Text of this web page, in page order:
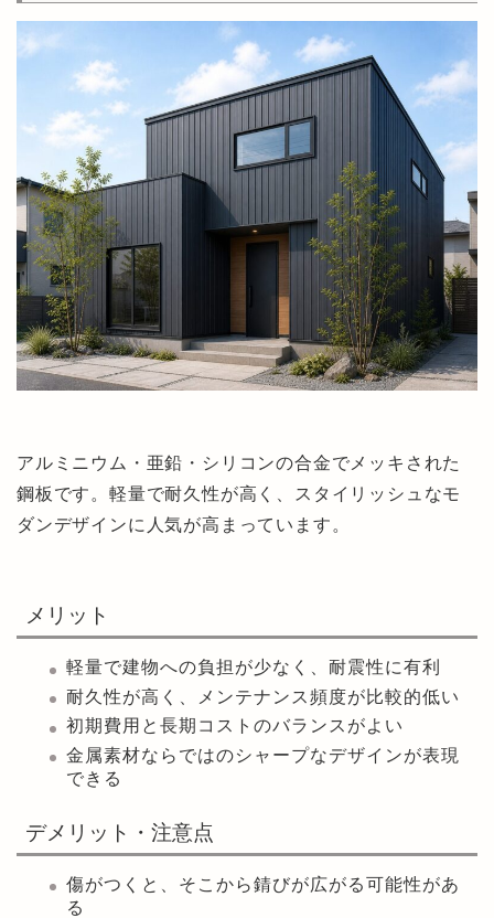
アルミニウム・亜鉛・シリコンの合金でメッキされた
鋼板です。軽量で耐久性が高く、スタイリッシュなモ
ダンデザインに人気が高まっています。
メリット
軽量で建物への負担が少なく、耐震性に有利
耐久性が高く、メンテナンス頻度が比較的低い
初期費用と長期コストのバランスがよい
金属素材ならではのシャープなデザインが表現
できる
デメリット・注意点
傷がつくと、そこから錆びが広がる可能性があ
る